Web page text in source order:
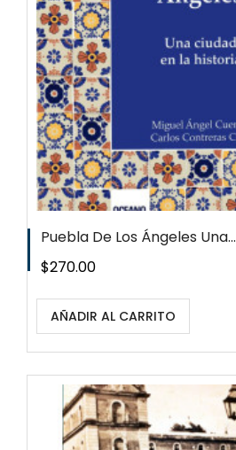
Puebla De Los Ángeles Una...
Precio
$270.00
AÑADIR AL CARRITO